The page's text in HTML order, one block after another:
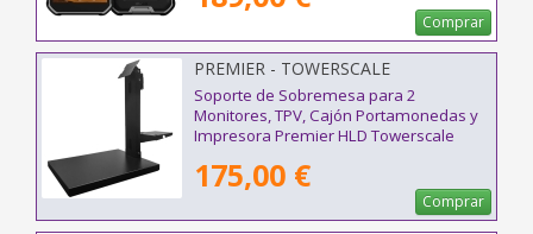
Comprar
PREMIER - TOWERSCALE
Soporte de Sobremesa para 2
Monitores, TPV, Cajón Portamonedas y
Impresora Premier HLD Towerscale
175,00 €
Comprar